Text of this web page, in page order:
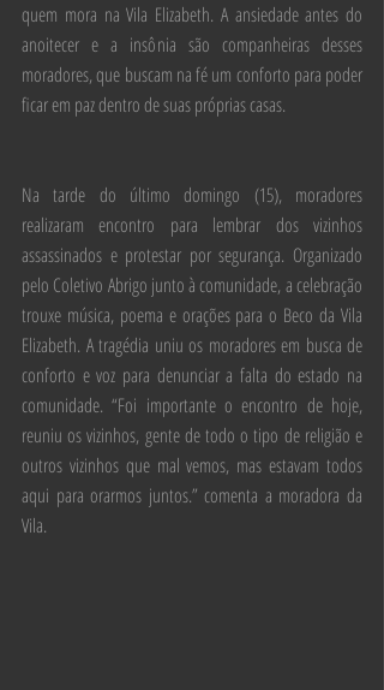
quem mora na Vila Elizabeth. A ansiedade antes do
anoitecer e a insônia são companheiras desses
moradores, que buscam na fé um conforto para poder
ficar em paz dentro de suas próprias casas.
Na tarde do último domingo (15), moradores
realizaram encontro para lembrar dos vizinhos
assassinados e protestar por segurança. Organizado
pelo Coletivo Abrigo junto à comunidade, a celebração
trouxe música, poema e orações para o Beco da Vila
Elizabeth. A tragédia uniu os moradores em busca de
conforto e voz para denunciar a falta do estado na
comunidade. “Foi importante o encontro de hoje,
reuniu os vizinhos, gente de todo o tipo de religião e
outros vizinhos que mal vemos, mas estavam todos
aqui para orarmos juntos.” comenta a moradora da
Vila.